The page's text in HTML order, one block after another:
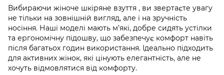
Вибираючи жіноче шкіряне взуття , ви звертаєте увагу
не тільки на зовнішній вигляд, але і на зручність
носіння. Наші моделі мають м’які, добре сидять устілки
та ергономічну підошву, що забезпечує комфорт навіть
після багатьох годин використання. Ідеально підходить
для активних жінок, які цінують елегантність, але не
хочуть відмовлятися від комфорту.